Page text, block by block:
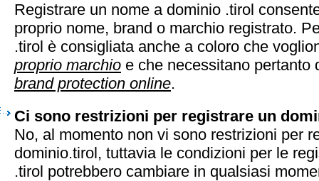
Registrare un nome a dominio .tirol
proprio nome, brand o marchio registrato.
.tirol è consigliata anche a coloro che
proprio marchio e che necessitano pertanto
brand protection online.
Ci sono restrizioni per registrare un
No, al momento non vi sono restrizioni per
dominio.tirol, tuttavia le condizioni per le
.tirol potrebbero cambiare in qualsiasi